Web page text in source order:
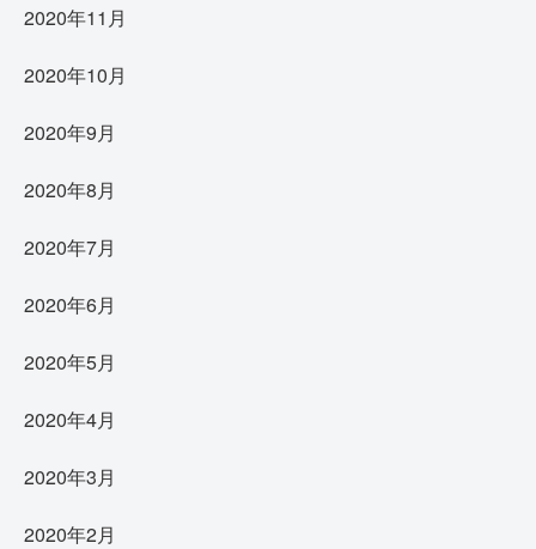
2020年11月
2020年10月
2020年9月
2020年8月
2020年7月
2020年6月
2020年5月
2020年4月
2020年3月
2020年2月